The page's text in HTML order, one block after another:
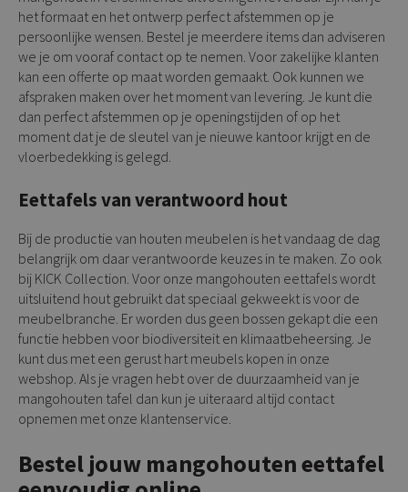
het formaat en het ontwerp perfect afstemmen op je
persoonlijke wensen. Bestel je meerdere items dan adviseren
we je om vooraf contact op te nemen. Voor zakelijke klanten
kan een offerte op maat worden gemaakt. Ook kunnen we
afspraken maken over het moment van levering. Je kunt die
dan perfect afstemmen op je openingstijden of op het
moment dat je de sleutel van je nieuwe kantoor krijgt en de
vloerbedekking is gelegd.
Eettafels van verantwoord hout
Bij de productie van houten meubelen is het vandaag de dag
belangrijk om daar verantwoorde keuzes in te maken. Zo ook
bij KICK Collection. Voor onze mangohouten eettafels wordt
uitsluitend hout gebruikt dat speciaal gekweekt is voor de
meubelbranche. Er worden dus geen bossen gekapt die een
functie hebben voor biodiversiteit en klimaatbeheersing. Je
kunt dus met een gerust hart meubels kopen in onze
webshop. Als je vragen hebt over de duurzaamheid van je
mangohouten tafel dan kun je uiteraard altijd contact
opnemen met onze klantenservice.
Bestel jouw mangohouten eettafel